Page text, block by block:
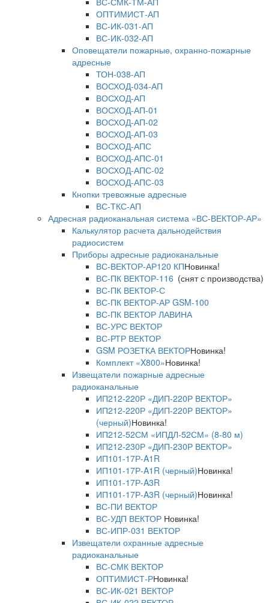
ОПТИМИСТ-АП
ВС-ИК-031-АП
ВС-ИК-032-АП
Оповещатели пожарные, охранно-пожарные
адресные
ТОН-038-АП
ВОСХОД-034-АП
ВОСХОД-АП
ВОСХОД-АП-01
ВОСХОД-АП-02
ВОСХОД-АП-03
ВОСХОД-АПС
ВОСХОД-АПС-01
ВОСХОД-АПС-02
ВОСХОД-АПС-03
Кнопки тревожные адресные
ВС-ТКС-АП
Адресная радиоканальная система «ВС-ВЕКТОР-АР»
Калькулятор расчета дальнодействия
радиосистем
Приборы адресные радиоканальные
ВС-ВЕКТОР-АР120 КПНовинка!
ВС-ПК ВЕКТОР-116 (снят с производства)
ВС-ПК ВЕКТОР-С
ВС-ПК ВЕКТОР-АР GSM-100
ВС-ПК ВЕКТОР ЛАВИНА
ВС-УРС ВЕКТОР
ВС-РТР ВЕКТОР
GSM РОЗЕТКА ВЕКТОРНовинка!
Комплект «X800»Новинка!
Извещатели пожарные адресные
радиоканальные
ИП212-220Р «ДИП-220Р ВЕКТОР»
ИП212-220Р «ДИП-220Р ВЕКТОР»
(черный)Новинка!
ИП212-52СМ «ИПДЛ-52СМ» (8-80 м)
ИП212-230Р «ДИП-230Р ВЕКТОР»
ИП101-17Р-A1R
ИП101-17Р-A1R (черный)Новинка!
ИП101-17Р-A3R
ИП101-17Р-A3R (черный)Новинка!
ВС-ПИ ВЕКТОР
ВС-УДП ВЕКТОР Новинка!
ВС-ИПР-031 ВЕКТОР
Извещатели охранные адресные
радиоканальные
ВС-СМК ВЕКТОР
ОПТИМИСТ-РНовинка!
ВС-ИК-021 ВЕКТОР